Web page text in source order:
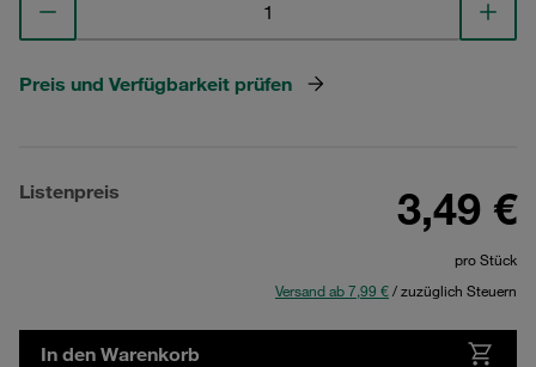
Preis und Verfügbarkeit prüfen
Listenpreis 3,49 €
pro Stück
Versand ab 7,99 €/ zuzüglich Steuern
In den Warenkorb